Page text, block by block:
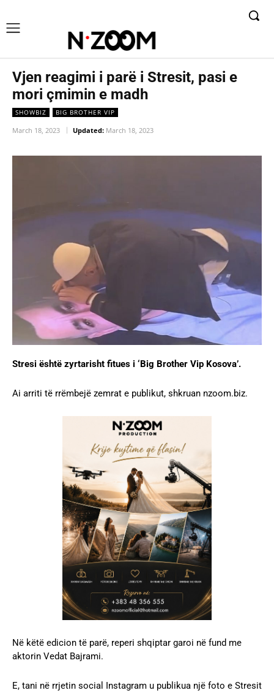
Vjen reagimi i parë i Stresit, pasi e
mori çmimin e madh
SHOWBIZ BIG BROTHER VIP
March 18, 2023 Updated: March 18, 2023
Stresi është zyrtarisht fitues i ‘Big Brother Vip Kosova’.
Ai arriti të rrëmbejë zemrat e publikut, shkruan nzoom.biz.
Në këtë edicion të parë, reperi shqiptar garoi në fund me
aktorin Vedat Bajrami.
E, tani në rrjetin social Instagram u publikua një foto e Stresit